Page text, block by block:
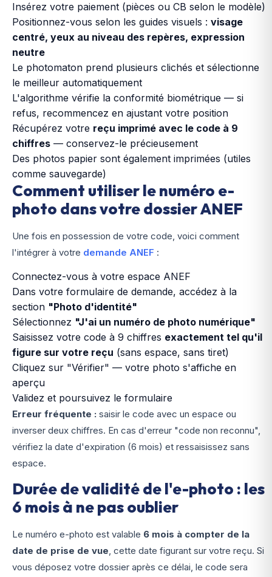
Insérez votre paiement (pièces ou CB selon le modèle)
Positionnez-vous selon les guides visuels : visage
centré, yeux au niveau des repères, expression
neutre
Le photomaton prend plusieurs clichés et sélectionne
le meilleur automatiquement
L'algorithme vérifie la conformité biométrique — si
refus, recommencez en ajustant votre position
Récupérez votre reçu imprimé avec le code à 9
chiffres — conservez-le précieusement
Des photos papier sont également imprimées (utiles
comme sauvegarde)
Comment utiliser le numéro e-
photo dans votre dossier ANEF
Une fois en possession de votre code, voici comment
l'intégrer à votre demande ANEF :
Connectez-vous à votre espace ANEF
Dans votre formulaire de demande, accédez à la
section "Photo d'identité"
Sélectionnez "J'ai un numéro de photo numérique"
Saisissez votre code à 9 chiffres exactement tel qu'il
figure sur votre reçu (sans espace, sans tiret)
Cliquez sur "Vérifier" — votre photo s'affiche en
aperçu
Validez et poursuivez le formulaire
Erreur fréquente : saisir le code avec un espace ou
inverser deux chiffres. En cas d'erreur "code non reconnu",
vérifiez la date d'expiration (6 mois) et ressaisissez sans
espace.
Durée de validité de l'e-photo : les
6 mois à ne pas oublier
Le numéro e-photo est valable 6 mois à compter de la
date de prise de vue, cette date figurant sur votre reçu. Si
vous déposez votre dossier après ce délai, le code sera